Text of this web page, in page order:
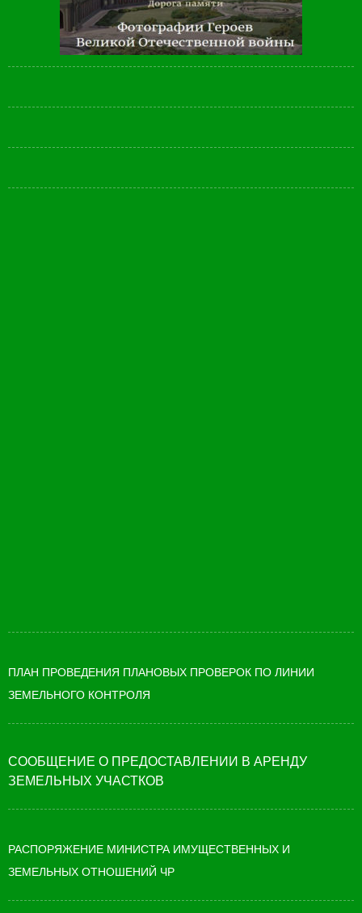
ПЛАН ПРОВЕДЕНИЯ ПЛАНОВЫХ ПРОВЕРОК ПО ЛИНИИ
ЗЕМЕЛЬНОГО КОНТРОЛЯ
СООБЩЕНИЕ О ПРЕДОСТАВЛЕНИИ В АРЕНДУ
ЗЕМЕЛЬНЫХ УЧАСТКОВ
РАСПОРЯЖЕНИЕ МИНИСТРА ИМУЩЕСТВЕННЫХ И
ЗЕМЕЛЬНЫХ ОТНОШЕНИЙ ЧР